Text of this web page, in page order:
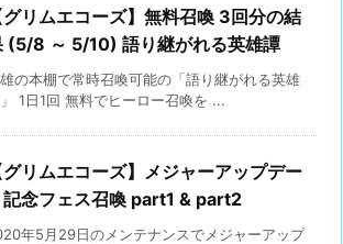
グリムエコーズ】無料召喚 3回分の結
(5/8 ～ 5/10) 語り継がれる英雄譚
の本棚で常時召喚可能の「語り継がれる英雄
1日1回 無料でヒーロー召喚を ...
グリムエコーズ】メジャーアップデー
記念フェス召喚 part1 & part2
年5月29日のメンテナンスでメジャーアップ